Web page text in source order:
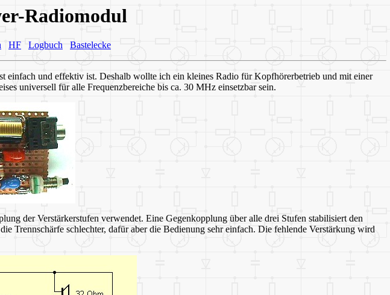
Radiomodul
HF Logbuch Bastelecke
einfach und effektiv ist. Deshalb wollte ich ein kleines Radio für Kopfhörerbetrieb und mit einer
universell für alle Frequenzbereiche bis ca. 30 MHz einsetzbar sein.
der Verstärkerstufen verwendet. Eine Gegenkopplung über alle drei Stufen stabilisiert den
schlechter, dafür aber die Bedienung sehr einfach. Die fehlende Verstärkung wird